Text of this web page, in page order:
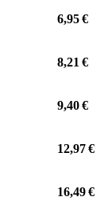
6,95 €
8,21 €
9,40 €
12,97 €
16,49 €